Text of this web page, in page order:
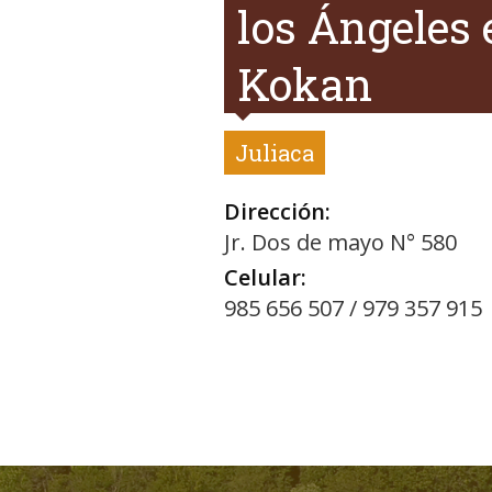
los Ángeles
Kokan
Juliaca
Dirección:
Jr. Dos de mayo N° 580
Celular:
985 656 507 / 979 357 915